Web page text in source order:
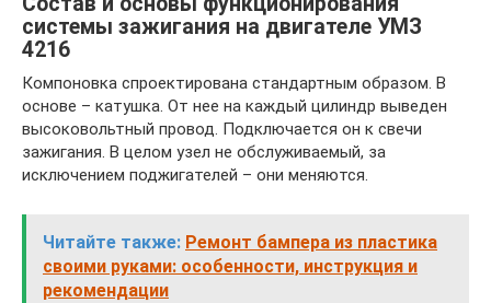
системы зажигания на двигателе УМЗ
4216
Компоновка спроектирована стандартным образом. В
основе – катушка. От нее на каждый цилиндр выведен
высоковольтный провод. Подключается он к свечи
зажигания. В целом узел не обслуживаемый, за
исключением поджигателей – они меняются.
Читайте также: Ремонт бампера из пластика
своими руками: особенности, инструкция и
рекомендации